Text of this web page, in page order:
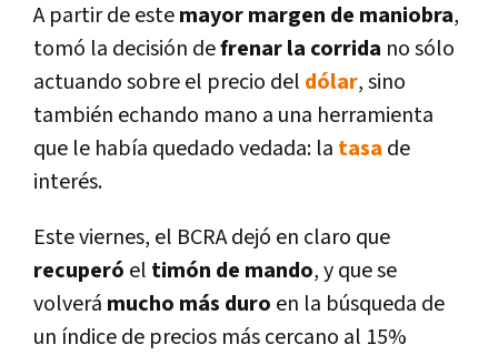
A partir de estemayor margen de maniobra,
tomó la decisión defrenar la corrida no sólo
actuando sobre el precio del dólar, sino
también echando mano a una herramienta
que le habí­a quedado vedada: la tasa de
interés.
Este viernes, el BCRA dejó en claro que
recuperó el timón de mando, y que se
volverá mucho más duro en la búsqueda de
un í­ndice de precios más cercano al 15%